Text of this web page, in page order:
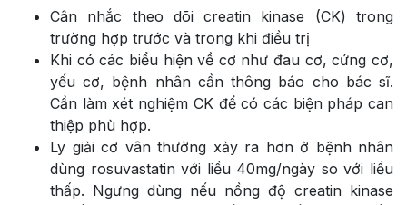
Cân nhắc theo dõi creatin kinase (CK) trong
trường hợp trước và trong khi điều trị
Khi có các biểu hiện về cơ như đau cơ, cứng cơ,
yếu cơ, bệnh nhân cần thông báo cho bác sĩ.
Cần làm xét nghiệm CK để có các biện pháp can
thiệp phù hợp.
Ly giải cơ vân thường xảy ra hơn ở bệnh nhân
dùng rosuvastatin với liều 40mg/ngày so với liều
thấp. Ngưng dùng nếu nồng độ creatin kinase